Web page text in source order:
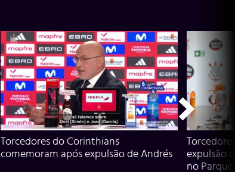
Torcedores do Corinthians
comemoram após expulsão de Andrés
expulsão
no Parque